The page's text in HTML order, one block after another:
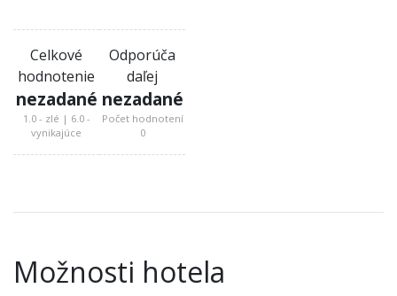
Celkové
hodnotenie
nezadané
1.0 - zlé | 6.0 -
vynikajúce
Odporúča
daľej
nezadané
Počet hodnotení
0
Možnosti hotela